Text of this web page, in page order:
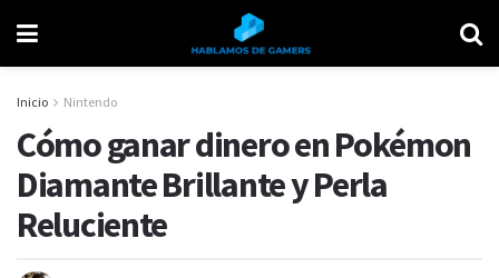
Inicio Nintendo
Cómo ganar dinero en Pokémon
Diamante Brillante y Perla
Reluciente